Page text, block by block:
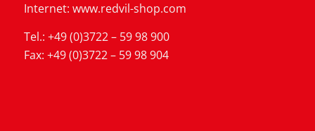
Internet: www.redvil-shop.com
Tel.: +49 (0)3722 – 59 98 900
Fax: +49 (0)3722 – 59 98 904